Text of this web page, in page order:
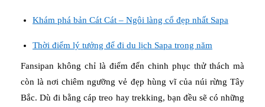
Khám phá bản Cát Cát – Ngôi làng cổ đẹp nhất Sapa
Thời điểm lý tưởng để đi du lịch Sapa trong năm
Fansipan không chỉ là điểm đến chinh phục thử thách mà
còn là nơi chiêm ngưỡng vẻ đẹp hùng vĩ của núi rừng Tây
Bắc. Dù đi bằng cáp treo hay trekking, bạn đều sẽ có những